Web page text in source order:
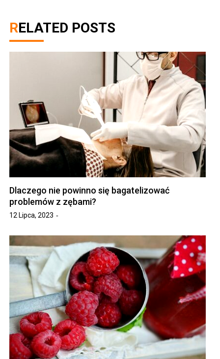
RELATED POSTS
Dlaczego nie powinno się bagatelizować
problemów z zębami?
12 Lipca, 2023